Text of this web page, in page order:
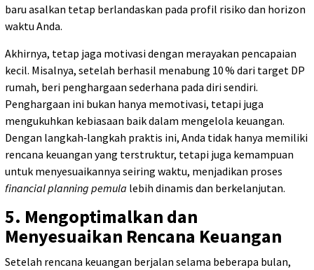
baru asalkan tetap berlandaskan pada profil risiko dan horizon
waktu Anda.
Akhirnya, tetap jaga motivasi dengan merayakan pencapaian
kecil. Misalnya, setelah berhasil menabung 10 % dari target DP
rumah, beri penghargaan sederhana pada diri sendiri.
Penghargaan ini bukan hanya memotivasi, tetapi juga
mengukuhkan kebiasaan baik dalam mengelola keuangan.
Dengan langkah‑langkah praktis ini, Anda tidak hanya memiliki
rencana keuangan yang terstruktur, tetapi juga kemampuan
untuk menyesuaikannya seiring waktu, menjadikan proses
financial planning pemula lebih dinamis dan berkelanjutan.
5. Mengoptimalkan dan
Menyesuaikan Rencana Keuangan
Setelah rencana keuangan berjalan selama beberapa bulan,